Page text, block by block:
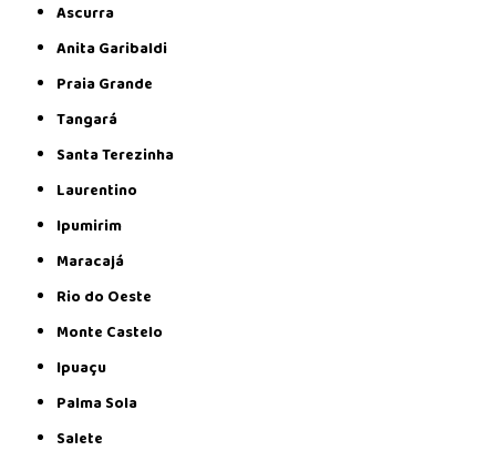
Ascurra
Anita Garibaldi
Praia Grande
Tangará
Santa Terezinha
Laurentino
Ipumirim
Maracajá
Rio do Oeste
Monte Castelo
Ipuaçu
Palma Sola
Salete